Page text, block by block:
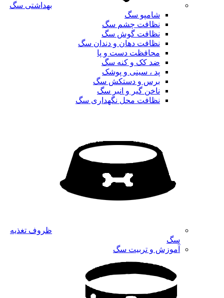
بهداشتی سگ
شامپو سگ
نظافت چشم سگ
نظافت گوش سگ
نظافت دهان و دندان سگ
محافظت دست و پا
ضد کک و کنه سگ
پد ، سینی و پوشک
برس و دستکش سگ
ناخن گیر و انبر سگ
نظافت محل نگهداری سگ
ظروف تغذیه
سگ
آموزش و تربیت سگ